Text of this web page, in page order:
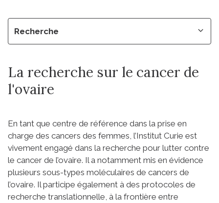
Recherche
La recherche sur le cancer de
l'ovaire
En tant que centre de référence dans la prise en
charge des cancers des femmes, l’Institut Curie est
vivement engagé dans la recherche pour lutter contre
le cancer de l’ovaire. Il a notamment mis en évidence
plusieurs sous-types moléculaires de cancers de
l’ovaire. Il participe également à des protocoles de
recherche translationnelle, à la frontière entre